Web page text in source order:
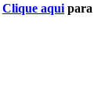
Clique aqui para